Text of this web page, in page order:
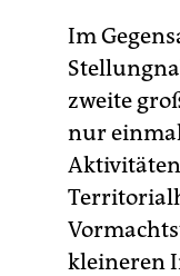
Im
zweite
nur
kleineren